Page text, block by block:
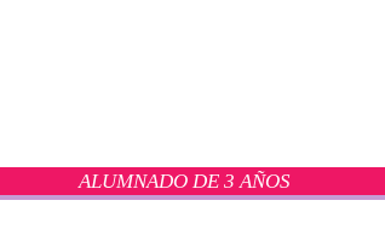
ALUMNADO DE 3 AÑOS